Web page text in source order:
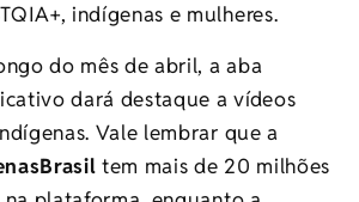
indígenas e mulheres.
do mês de abril, a aba
dará destaque a vídeos
Vale lembrar que a
tem mais de 20 milhões